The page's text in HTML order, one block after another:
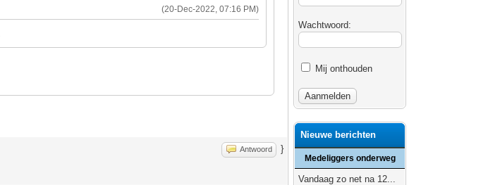
(20-Dec-2022, 07:16 PM)
Antwoord }
Wachtwoord:
Mij onthouden
Nieuwe berichten
Medeliggers onderweg
Vandaag zo net na 12...